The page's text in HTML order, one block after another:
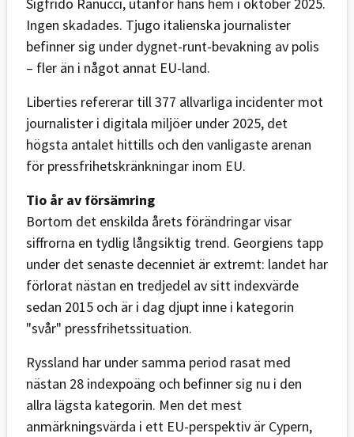
Ingen skadades. Tjugo italienska journalister
befinner sig under dygnet-runt-bevakning av polis
– fler än i något annat EU-land.
Liberties refererar till 377 allvarliga incidenter mot
journalister i digitala miljöer under 2025, det
högsta antalet hittills och den vanligaste arenan
för pressfrihetskränkningar inom EU.
Tio år av försämring
Bortom det enskilda årets förändringar visar
siffrorna en tydlig lång­siktig trend. Georgiens tapp
under det senaste decenniet är extremt: landet har
förlorat nästan en tredjedel av sitt indexvärde
sedan 2015 och är i dag djupt inne i kategorin
"svår" pressfrihetssituation.
Ryssland har under samma period rasat med
nästan 28 indexpoäng och befinner sig nu i den
allra lägsta kategorin. Men det mest
anmärkningsvärda i ett EU-perspektiv är Cypern,